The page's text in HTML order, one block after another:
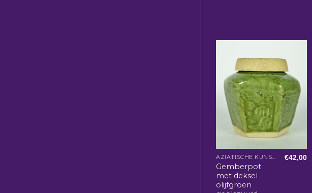
AZIATISCHE KUNST EN WOONACCESSOIRES
Gemberpot
met deksel
olijfgroen
€42,00